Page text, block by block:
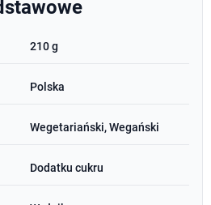
210 g
Polska
Wegetariański, Wegański
Dodatku cukru